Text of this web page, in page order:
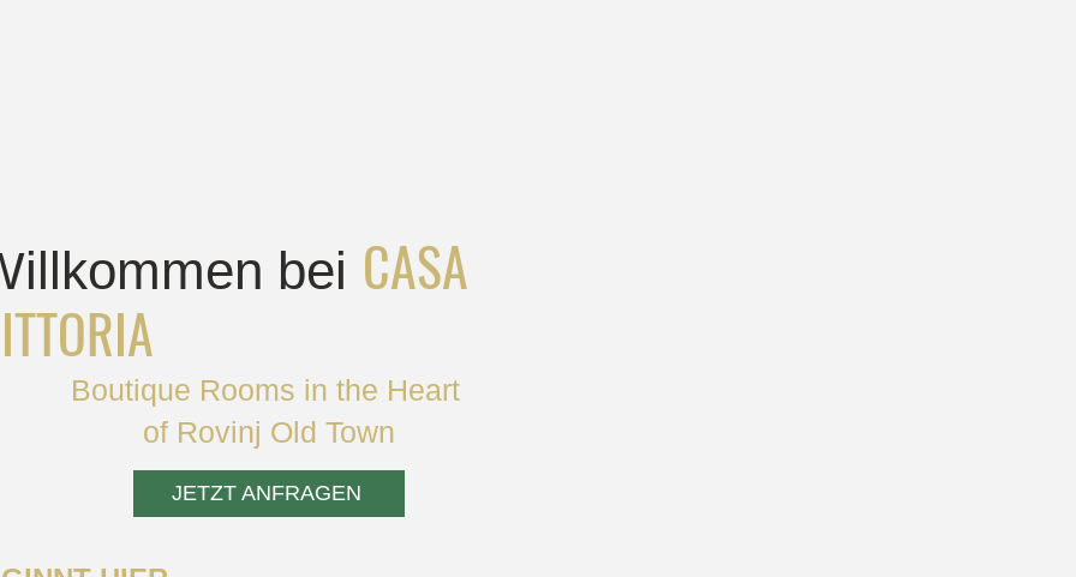
bei CASA
Boutique Rooms in the Heart
of Rovinj Old Town
JETZT ANFRAGEN